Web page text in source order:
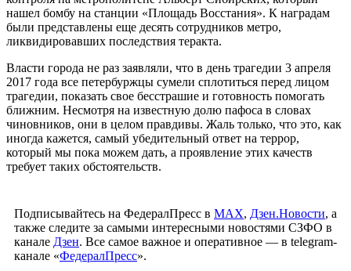
нашел бомбу на станции «Площадь Восстания». К наградам
были представлены еще десять сотрудников метро,
ликвидировавших последствия теракта.
Власти города не раз заявляли, что в день трагедии 3 апреля
2017 года все петербуржцы сумели сплотиться перед лицом
трагедии, показать свое бесстрашие и готовность помогать
ближним. Несмотря на известную долю пафоса в словах
чиновников, они в целом правдивы. Жаль только, что это, как
иногда кажется, самый убедительный ответ на террор,
который мы пока можем дать, а проявление этих качеств
требует таких обстоятельств.
Подписывайтесь на ФедералПресс в МАХ, Дзен.Новости, а
также следите за самыми интересными новостями СЗФО в
канале Дзен. Все самое важное и оперативное — в telegram-
канале «ФедералПресс».